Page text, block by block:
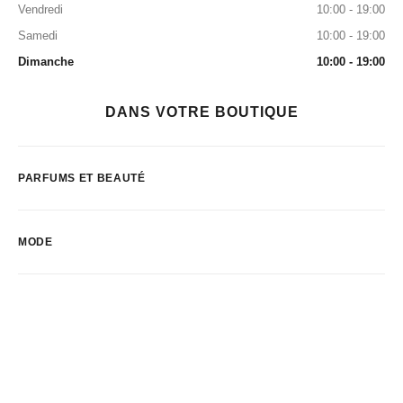
Vendredi
10:00 - 19:00
Samedi
10:00 - 19:00
Dimanche
10:00 - 19:00
DANS VOTRE BOUTIQUE
PARFUMS ET BEAUTÉ
MODE